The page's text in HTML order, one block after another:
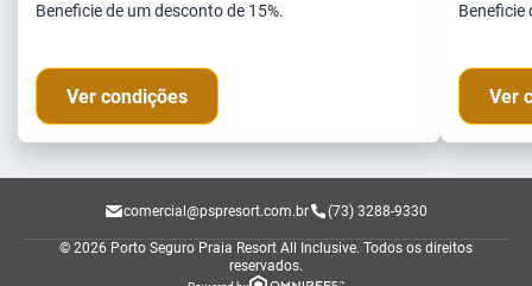
Beneficie de um desconto de 15%.
Ver condições
Beneficie
Ver
comercial@pspresort.com.br (73) 3288-9330
© 2026 Porto Seguro Praia Resort All Inclusive. Todos os direitos
reservados.